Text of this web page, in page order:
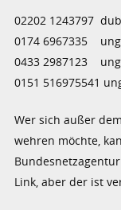
02202 1243797
0174 6967335
0433 2987123
0151 516975541
Wer sich außer
wehren möchte,
Link, aber der ist